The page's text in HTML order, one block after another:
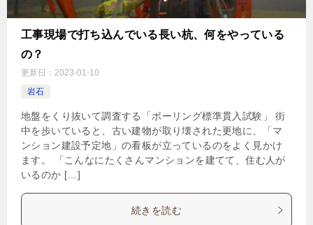
工事現場で打ち込んでいる長い杭、何をやっている
の？
更新日： 2023-01-10
岩石
地盤をくり抜いて調査する「ボーリング標準貫入試験」 街
中を歩いていると、古い建物が取り壊された更地に、「マ
ンション建設予定地」の看板が立っているのをよく見かけ
ます。 「こんなにたくさんマンションを建てて、住む人が
いるのか […]
続きを読む